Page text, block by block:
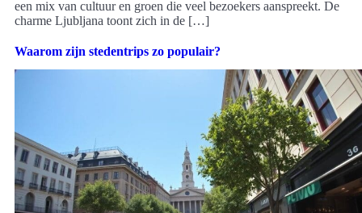
een mix van cultuur en groen die veel bezoekers aanspreekt. De
charme Ljubljana toont zich in de […]
Waarom zijn stedentrips zo populair?